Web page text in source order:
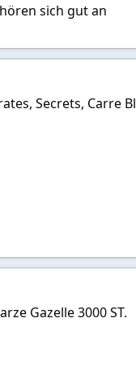
sich gut an
Secrets, Carre
Gazelle 3000 ST.